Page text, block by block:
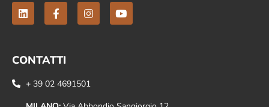
CONTATTI
+ 39 02 4691501